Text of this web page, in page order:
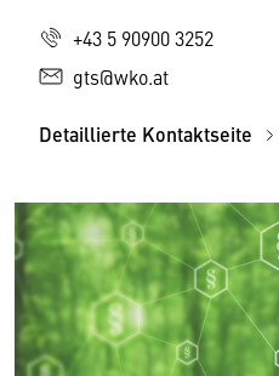
+43 5 90900 3252
gts@wko.at
Detaillierte Kontaktseite